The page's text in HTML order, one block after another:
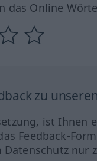
das Online
zu
ist Ihnen
Feedback-
Datenschutz nur